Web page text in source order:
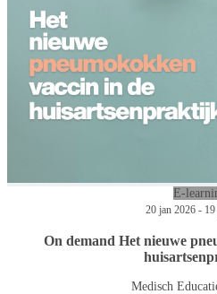
E-
20 jan 2026 -
On demand Het nieuwe
Medisch